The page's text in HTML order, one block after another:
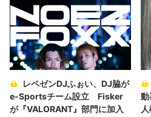
レペゼンDJふぉい、DJ脇が
e-Sportsチーム設立 Fisker
が『VALORANT』部門に加入
動